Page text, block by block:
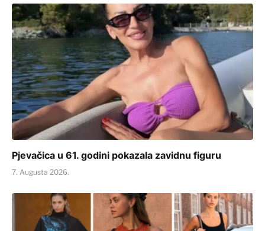
Pjevačica u 61. godini pokazala zavidnu figuru
7. Augusta 2026.